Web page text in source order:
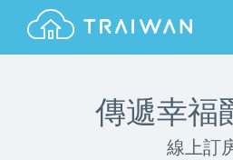
傳遞幸福
線上訂